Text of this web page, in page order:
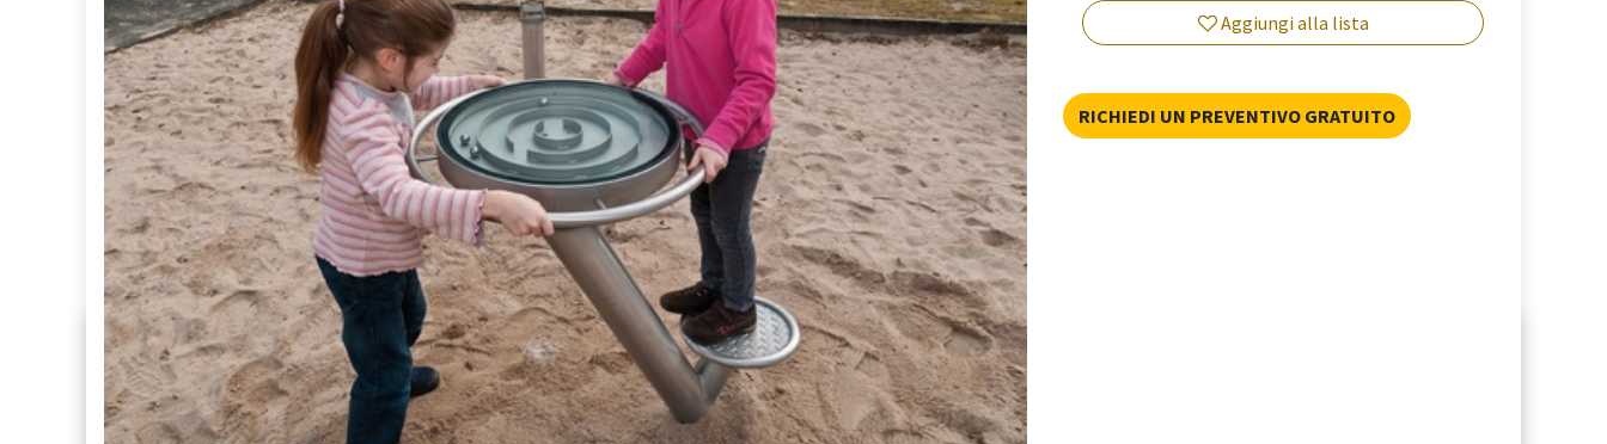
Aggiungi alla lista
RICHIEDI UN PREVENTIVO GRATUITO